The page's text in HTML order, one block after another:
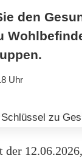
den
Uhr
der